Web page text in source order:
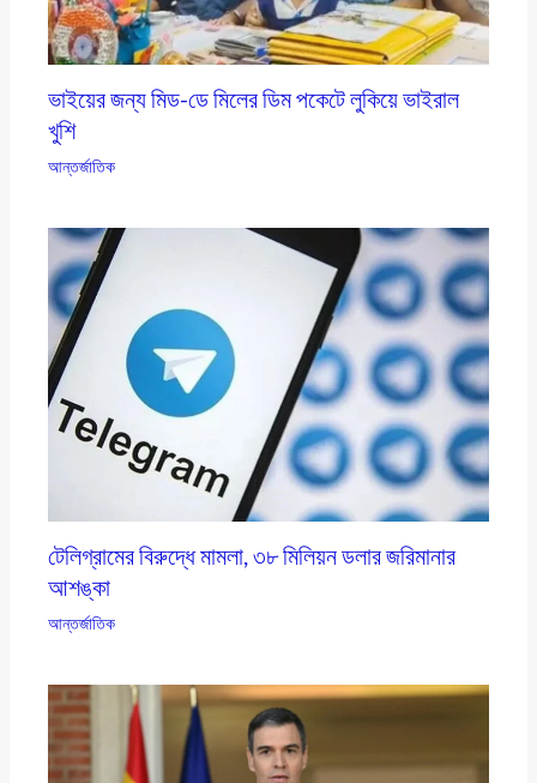
ভাইয়ের জন্য মিড-ডে মিলের ডিম পকেটে লুকিয়ে ভাইরাল
খুশি
আন্তর্জাতিক
টেলিগ্রামের বিরুদ্ধে মামলা, ৩৮ মিলিয়ন ডলার জরিমানার
আশঙ্কা
আন্তর্জাতিক